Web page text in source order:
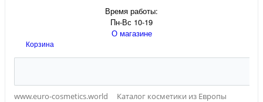
Время работы:
Пн-Вс 10-19
О магазине
Корзина
www.euro-cosmetics.world
Каталог косметики из Европы